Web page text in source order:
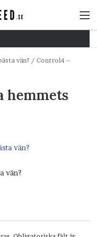
vän? / Control4 –
hemmets
vän?